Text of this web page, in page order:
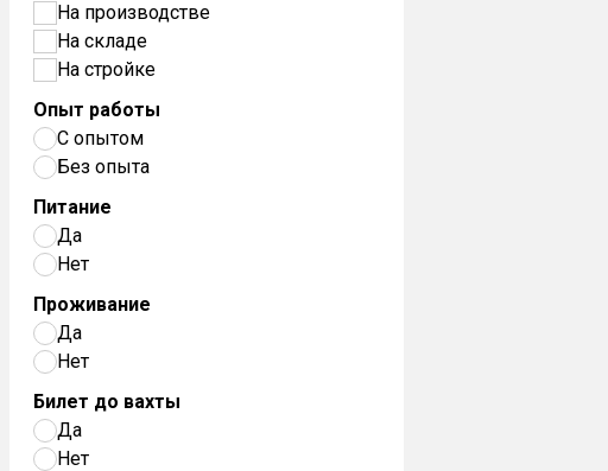
На производстве
На складе
На стройке
Опыт работы
С опытом
Без опыта
Питание
Да
Нет
Проживание
Да
Нет
Билет до вахты
Да
Нет